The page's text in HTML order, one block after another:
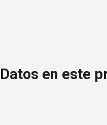
Datos en este